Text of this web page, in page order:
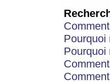
Pourquoi
Pourquoi